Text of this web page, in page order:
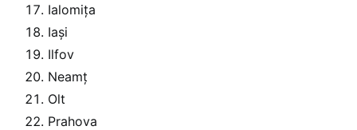
Ialomița
Iași
Ilfov
Neamț
Olt
Prahova